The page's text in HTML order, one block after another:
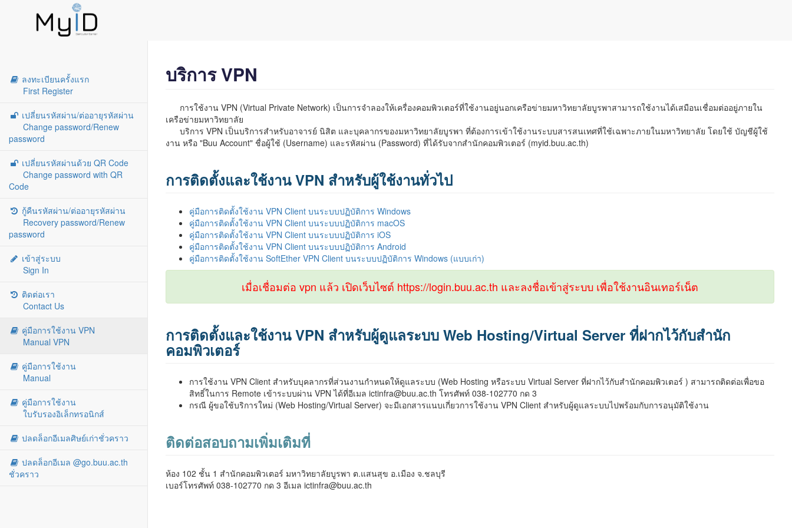
ลงทะเบียนครั้งแรก
First Register
เปลี่ยนรหัสผ่าน/ต่ออายุรหัสผ่าน
Change password/Renew
password
เปลี่ยนรหัสผ่านด้วย QR Code
Change password with QR
Code
กู้คืนรหัสผ่าน/ต่ออายุรหัสผ่าน
Recovery password/Renew
password
เข้าสู่ระบบ
Sign In
ติดต่อเรา
Contact Us
คู่มือการใช้งาน VPN
Manual VPN
คู่มือการใช้งาน
Manual
คู่มือการใช้งาน
ใบรับรองอิเล็กทรอนิกส์
ปลดล็อกอีเมลศิษย์เก่าชั่วคราว
ปลดล็อกอีเมล @go.buu.ac.th
ชั่วคราว
บริการ VPN
การใช้งาน VPN (Virtual Private Network) เป็นการจำลองให้เครื่องคอมพิวเตอร์ที่ใช้งานอยู่นอกเครือข่ายมหาวิทยาลัยบูรพาสามารถใช้งานได้เสมือนเชื่อมต่ออยู่ภายใน
เครือข่ายมหาวิทยาลัย
บริการ VPN เป็นบริการสำหรับอาจารย์ นิสิต และบุคลากรของมหาวิทยาลัยบูรพา ที่ต้องการเข้าใช้งานระบบสารสนเทศที่ใช้เฉพาะภายในมหาวิทยาลัย โดยใช้ บัญชีผู้ใช้
งาน หรือ "Buu Account" ชื่อผู้ใช้ (Username) และรหัสผ่าน (Password) ที่ได้รับจากสำนักคอมพิวเตอร์ (myid.buu.ac.th)
การติดตั้งและใช้งาน VPN สำหรับผู้ใช้งานทั่วไป
คู่มือการติดตั้งใช้งาน VPN Client บนระบบปฏิบัติการ Windows
คู่มือการติดตั้งใช้งาน VPN Client บนระบบปฏิบัติการ macOS
คู่มือการติดตั้งใช้งาน VPN Client บนระบบปฏิบัติการ iOS
คู่มือการติดตั้งใช้งาน VPN Client บนระบบปฏิบัติการ Android
คู่มือการติดตั้งใช้งาน SoftEther VPN Client บนระบบปฏิบัติการ Windows (แบบเก่า)
เมื่อเชื่อมต่อ vpn แล้ว เปิดเว็บไซต์ https://login.buu.ac.th และลงชื่อเข้าสู่ระบบ เพื่อใช้งานอินเทอร์เน็ต
การติดตั้งและใช้งาน VPN สำหรับผู้ดูแลระบบ Web Hosting/Virtual Server ที่ฝากไว้กับสำนัก
คอมพิวเตอร์
การใช้งาน VPN Client สำหรับบุคลากรที่ส่วนงานกำหนดให้ดูแลระบบ (Web Hosting หรือระบบ Virtual Server ที่ฝากไว้กับสำนักคอมพิวเตอร์ ) สามารถติดต่อเพื่อขอ
สิทธิ์ในการ Remote เข้าระบบผ่าน VPN ได้ที่อีเมล ictinfra@buu.ac.th โทรศัพท์ 038-102770 กด 3
กรณี ผู้ขอใช้บริการใหม่ (Web Hosting/Virtual Server) จะมีเอกสารแนบเกี่ยวการใช้งาน VPN Client สำหรับผู้ดูแลระบบไปพร้อมกับการอนุมัติใช้งาน
ติดต่อสอบถามเพิ่มเติมที่
ห้อง 102 ชั้น 1 สำนักคอมพิวเตอร์ มหาวิทยาลัยบูรพา ต.แสนสุข อ.เมือง จ.ชลบุรี
เบอร์โทรศัพท์ 038-102770 กด 3 อีเมล ictinfra@buu.ac.th